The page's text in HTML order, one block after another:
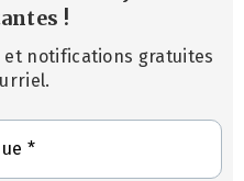
!
et notifications gratuites